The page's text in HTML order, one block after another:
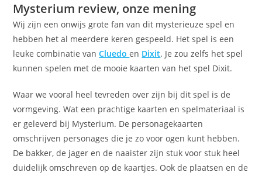
Mysterium review, onze mening
Wij zijn een onwijs grote fan van dit mysterieuze spel en
hebben het al meerdere keren gespeeld. Het spel is een
leuke combinatie vanCluedoen Dixit. Je zou zelfs het spel
kunnen spelen met de mooie kaarten van het spel Dixit.
Waar we vooral heel tevreden over zijn bij dit spel is de
vormgeving. Wat een prachtige kaarten en spelmateriaal is
er geleverd bij Mysterium. De personagekaarten
omschrijven personages die je zo voor ogen kunt hebben.
De bakker, de jager en de naaister zijn stuk voor stuk heel
duidelijk omschreven op de kaartjes. Ook de plaatsen en de